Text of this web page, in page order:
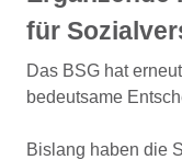
für
Das BSG hat
bedeutsame
Bislang haben die